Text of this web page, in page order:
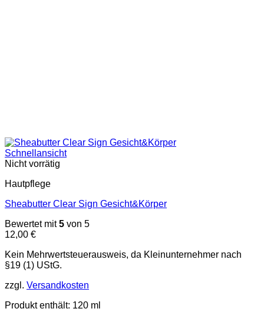
Schnellansicht
Nicht vorrätig
Hautpflege
Sheabutter Clear Sign Gesicht&Körper
Bewertet mit5 von 5
12,00 €
Kein Mehrwertsteuerausweis, da Kleinunternehmer nach
§19 (1) UStG.
zzgl. Versandkosten
Produkt enthält: 120 ml